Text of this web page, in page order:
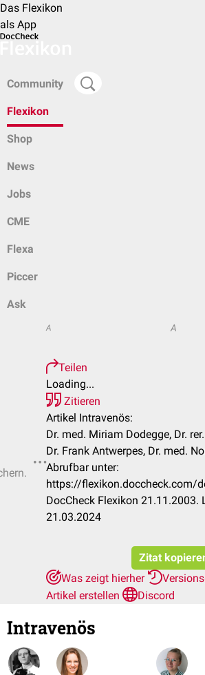
Das Flexikon
als App
Community
Flexikon
Shop
News
Jobs
CME
Flexa
Piccer
Ask
A A
Teilen
Loading...
Zitieren
Artikel Intravenös:
Dr. med. Miriam Dodegge, Dr.
Dr. Frank Antwerpes, Dr. med.
Abrufbar unter:
https://flexikon.doccheck.com/
DocCheck Flexikon 21.11.2003.
21.03.2024
Zitat
Was zeigt hierher
Artikel erstellen
Discord
Intravenös